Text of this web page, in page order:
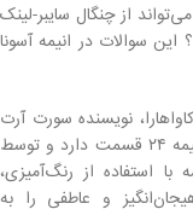
از چنگال سایبر-لینک
این سوالات در انیمه آسونا
نویسنده سورت آرت
آنلاین، ساخته شده است، ساخته شده است. این انیمه ۲۴ قسمت دارد و توسط
با استفاده از رنگ‌آمیزی،
و عاطفی را به